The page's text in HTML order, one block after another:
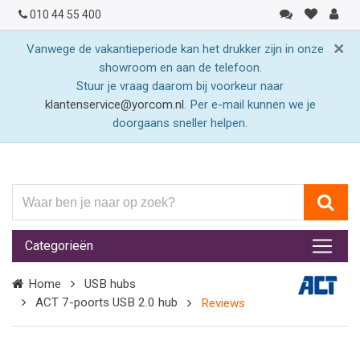
010 44 55 400
×
Vanwege de vakantieperiode kan het drukker zijn in onze
showroom en aan de telefoon.
Stuur je vraag daarom bij voorkeur naar
klantenservice@yorcom.nl. Per e-mail kunnen we je
doorgaans sneller helpen.
ben
je
naar
op
zoek?
Categorieën
Home
USB hubs
ACT 7-poorts USB 2.0 hub
Reviews